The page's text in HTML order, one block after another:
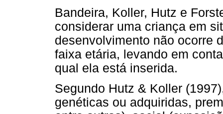
Bandeira, Koller, Hutz e
considerar uma criança em
desenvolvimento não ocorre
faixa etária, levando em
qual ela está inserida.
Segundo Hutz & Koller
genéticas ou adquiridas,